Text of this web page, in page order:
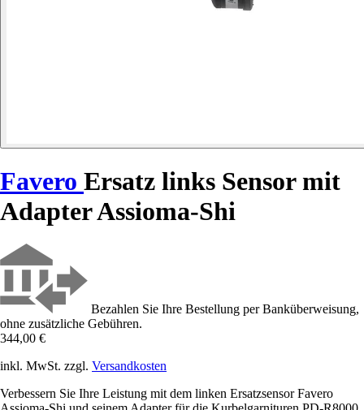
Favero Ersatz links Sensor mit
Adapter Assioma-Shi
Bezahlen Sie Ihre Bestellung per Banküberweisung,
ohne zusätzliche Gebühren.
344,00 €
inkl. MwSt. zzgl. Versandkosten
Verbessern Sie Ihre Leistung mit dem linken Ersatzsensor Favero